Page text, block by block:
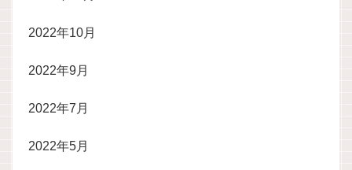
2022年10月
2022年9月
2022年7月
2022年5月